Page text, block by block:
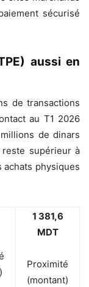
sécurisé
aussi en
de transactions
au T1 2026
de dinars
reste supérieur à
achats physiques
1 381,6
MDT
Proximité
(montant)